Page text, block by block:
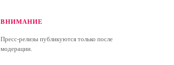
ВНИМАНИЕ
Пресс-релизы публикуются только после
модерации.